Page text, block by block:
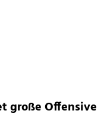
große Offensive